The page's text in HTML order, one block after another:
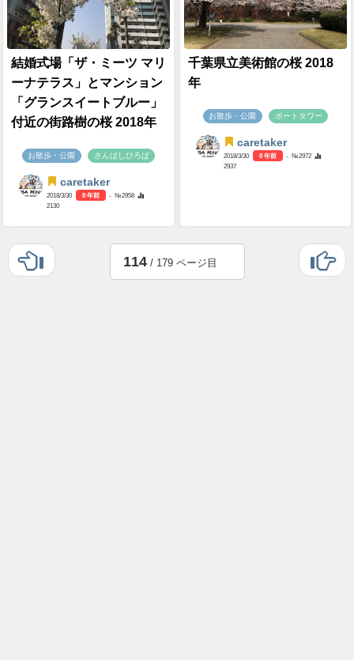
結婚式場「ザ・ミーツ マリ
ーナテラス」とマンション
「グランスイートブルー」
付近の街路樹の桜 2018年
お散歩・公園 さんばしひろば
caretaker
2018/3/30 8 年前
- №2958
2130
千葉県立美術館の桜 2018
年
お散歩・公園 ポートタワー
caretaker
2018/3/30 8 年前
- №2972
2937
114/ 179 ページ目